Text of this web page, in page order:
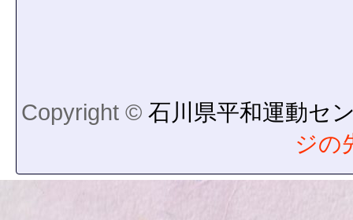
Copyright © 石川県平和運動セ
ジの